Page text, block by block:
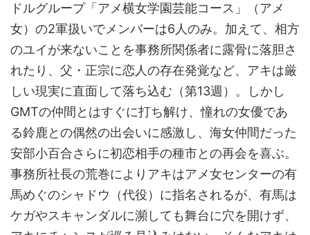
ドルグループ「アメ横女学園芸能コース」（アメ
女）の2軍扱いでメンバーは6人のみ。加えて、相方
のユイが来ないことを事務所関係者に露骨に落胆さ
れたり、父・正宗に恋人の存在発覚など、アキは厳
しい現実に直面して落ち込む（第13週）。しかし
GMTの仲間とはすぐに打ち解け、憧れの女優であ
る鈴鹿との偶然の出会いに感激し、海女仲間だった
安部小百合さらに初恋相手の種市との再会を喜ぶ。
事務所社長の荒巻によりアキはアメ女センターの有
馬めぐのシャドウ（代役）に指名されるが、有馬は
ケガやスキャンダルに瀕しても舞台に穴を開けず、